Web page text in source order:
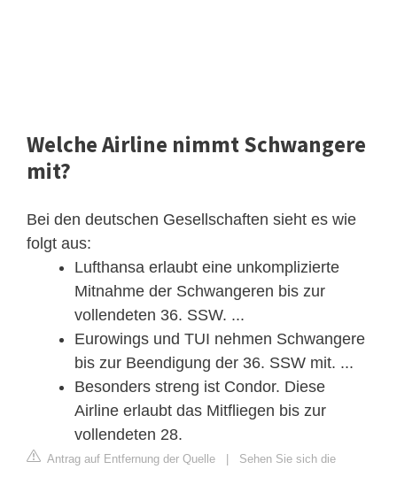
Welche Airline nimmt Schwangere
mit?
Bei den deutschen Gesellschaften sieht es wie
folgt aus:
Lufthansa erlaubt eine unkomplizierte
Mitnahme der Schwangeren bis zur
vollendeten 36. SSW. ...
Eurowings und TUI nehmen Schwangere
bis zur Beendigung der 36. SSW mit. ...
Besonders streng ist Condor. Diese
Airline erlaubt das Mitfliegen bis zur
vollendeten 28.
Antrag auf Entfernung der Quelle
Sehen Sie sich die